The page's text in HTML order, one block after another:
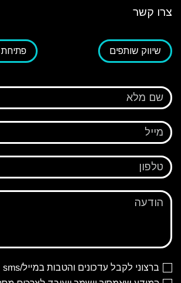
צרו קשר
פתיחת שיווק שותפים
שם מלא
מייל
טלפון
הודעה
ברצוני לקבל עדכונים והטבות במייל/sms